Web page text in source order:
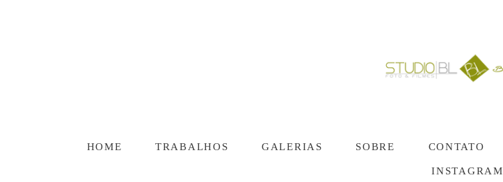
HOME TRABALHOS GALERIAS SOBRE CONTATO
INSTAGRAM